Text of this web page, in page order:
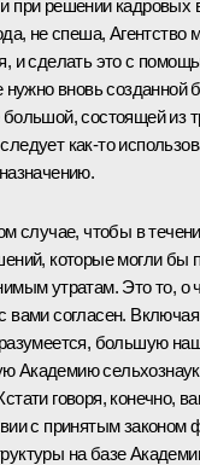
при решении кадровых
не спеша, Агентство
и сделать это с
нужно вновь
состоящей из
как‑то
случае, чтобы в
которые могли бы
утратам. Это то, о
вами согласен.
большую
Академию
говоря, конечно,
с принятым
на базе